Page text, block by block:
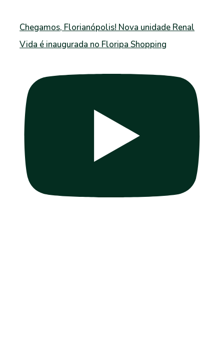
Chegamos, Florianópolis! Nova unidade Renal
Vida é inaugurada no Floripa Shopping